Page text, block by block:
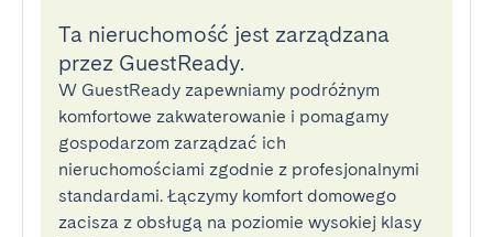
Ta nieruchomość jest zarządzana
przez GuestReady.
W GuestReady zapewniamy podróżnym
komfortowe zakwaterowanie i pomagamy
gospodarzom zarządzać ich
nieruchomościami zgodnie z profesjonalnymi
standardami. Łączymy komfort domowego
zacisza z obsługą na poziomie wysokiej klasy